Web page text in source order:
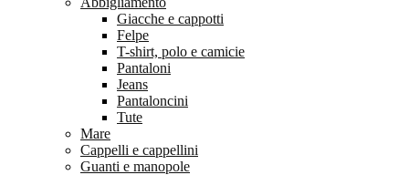
Giacche e cappotti
Felpe
T-shirt, polo e camicie
Pantaloni
Jeans
Pantaloncini
Tute
Mare
Cappelli e cappellini
Guanti e manopole